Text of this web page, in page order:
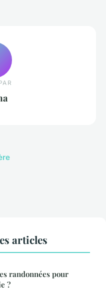
articles
randonnées pour
?